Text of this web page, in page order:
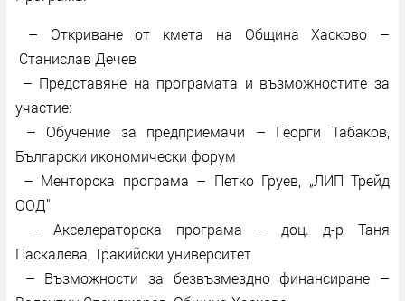
– Откриване от кмета на Община Хасково –
Станислав Дечев
– Представяне на програмата и възможностите за
участие:
– Обучение за предприемачи – Георги Табаков,
Български икономически форум
– Менторска програма – Петко Груев, „ЛИП Трейд
ООД"
– Акселераторска програма – доц. д-р Таня
Паскалева, Тракийски университет
– Възможности за безвъзмездно финансиране –